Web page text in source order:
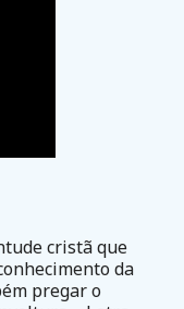
cristã que
da
pregar o